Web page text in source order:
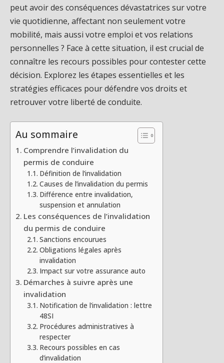
peut avoir des conséquences dévastatrices sur votre
vie quotidienne, affectant non seulement votre
mobilité, mais aussi votre emploi et vos relations
personnelles ? Face à cette situation, il est crucial de
connaître les recours possibles pour contester cette
décision. Explorez les étapes essentielles et les
stratégies efficaces pour défendre vos droits et
retrouver votre liberté de conduite.
Au sommaire
Comprendre l’invalidation du
permis de conduire
Définition de l’invalidation
Causes de l’invalidation du permis
Différence entre invalidation,
suspension et annulation
Les conséquences de l’invalidation
du permis de conduire
Sanctions encourues
Obligations légales après
invalidation
Impact sur votre assurance auto
Démarches à suivre après une
invalidation
Notification de l’invalidation : lettre
48SI
Procédures administratives à
respecter
Recours possibles en cas
d’invalidation